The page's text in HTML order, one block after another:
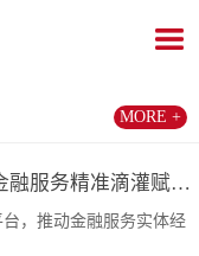
U+创享汇【2025】深化金融服务精准滴灌赋能发展...
，推动金融服务实体经
MORE +